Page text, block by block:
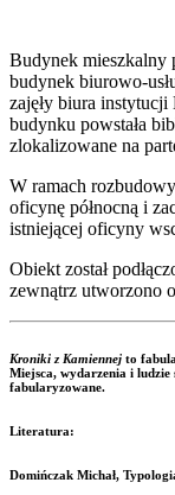
Budynek mieszkalny
budynek biurowo-
zajęły biura
budynku powstała
zlokalizowane na
W ramach
oficynę północną i
istniejącej oficyny
Obiekt został
zewnątrz utworzono
Kroniki z Kamiennej to
Miejsca, wydarzenia i ludzie
fabularyzowane.
Literatura:
Domińczak Michał,